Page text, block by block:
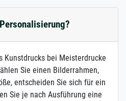
Kunstdrucks bei Meisterdrucke
Sie einen Bilderrahmen,
entscheiden Sie sich für ein
Sie je nach Ausführung eine